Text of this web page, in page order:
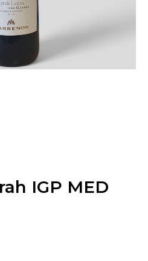
IGP MED